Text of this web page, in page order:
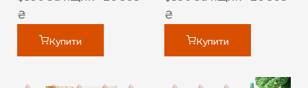
₴
Купити
₴
Купити